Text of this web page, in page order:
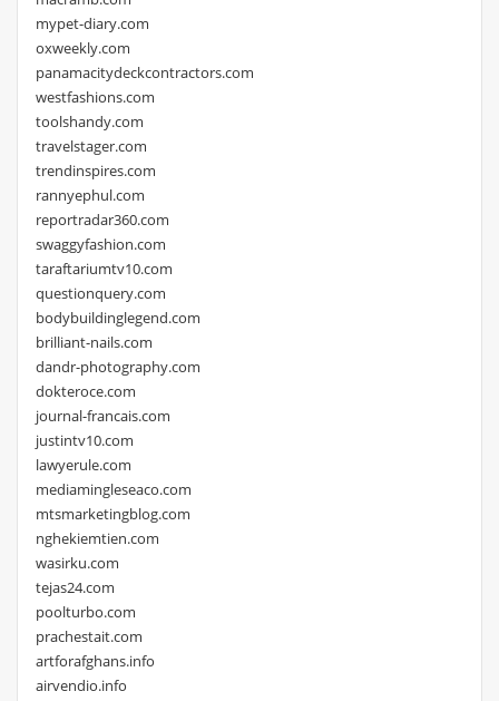
mypet-diary.com
oxweekly.com
panamacitydeckcontractors.com
westfashions.com
toolshandy.com
travelstager.com
trendinspires.com
rannyephul.com
reportradar360.com
swaggyfashion.com
taraftariumtv10.com
questionquery.com
bodybuildinglegend.com
brilliant-nails.com
dandr-photography.com
dokteroce.com
journal-francais.com
justintv10.com
lawyerule.com
mediamingleseaco.com
mtsmarketingblog.com
nghekiemtien.com
wasirku.com
tejas24.com
poolturbo.com
prachestait.com
artforafghans.info
airvendio.info